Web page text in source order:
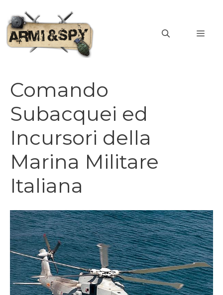
contenuto
Comando
Subacquei ed
Incursori della
Marina Militare
Italiana